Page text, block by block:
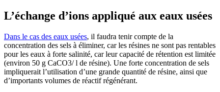
L’échange d’ions appliqué aux eaux usées
Dans le cas des eaux usées, il faudra tenir compte de la
concentration des sels à éliminer, car les résines ne sont pas rentables
pour les eaux à forte salinité, car leur capacité de rétention est limitée
(environ 50 g CaCO3/ l de résine). Une forte concentration de sels
impliquerait l’utilisation d’une grande quantité de résine, ainsi que
d’importants volumes de réactif régénérant.